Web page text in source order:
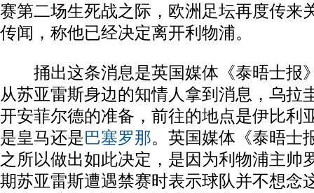
赛第二场生死战之际，欧洲足坛再度传来
传闻，称他已经决定离开利物浦。
捅出这条消息是英国媒体《泰晤士报
从苏亚雷斯身边的知情人拿到消息，乌拉
开安菲尔德的准备，前往的地点是伊比利
是皇马还是巴塞罗那。英国媒体《泰晤士
之所以做出如此决定，是因为利物浦主帅
期苏亚雷斯遭遇禁赛时表示球队并不想念